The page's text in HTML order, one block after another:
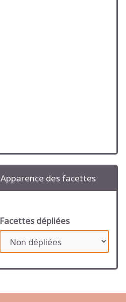
Apparence des facettes
Facettes dépliées